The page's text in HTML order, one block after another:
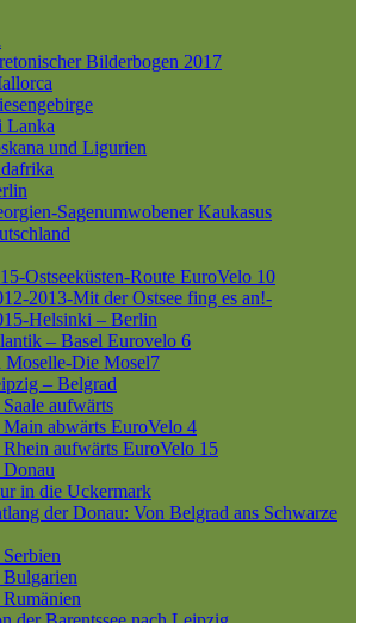
Bilderbogen 2017
Lanka
und Ligurien
Sagenumwobener Kaukasus
Ostseeküsten-Route EuroVelo 10
2013-Mit der Ostsee fing es an!-
Helsinki – Berlin
– Basel Eurovelo 6
Moselle-Die Mosel7
– Belgrad
Saale aufwärts
Main abwärts EuroVelo 4
Rhein aufwärts EuroVelo 15
Donau
in die Uckermark
der Donau: Von Belgrad ans Schwarze
Serbien
Bulgarien